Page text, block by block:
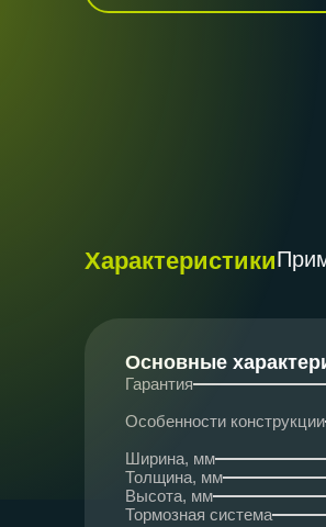
Характеристики
Основные
Гарантия
Особенности конструкции
Ширина, мм
Толщина, мм
Высота, мм
Тормозная система